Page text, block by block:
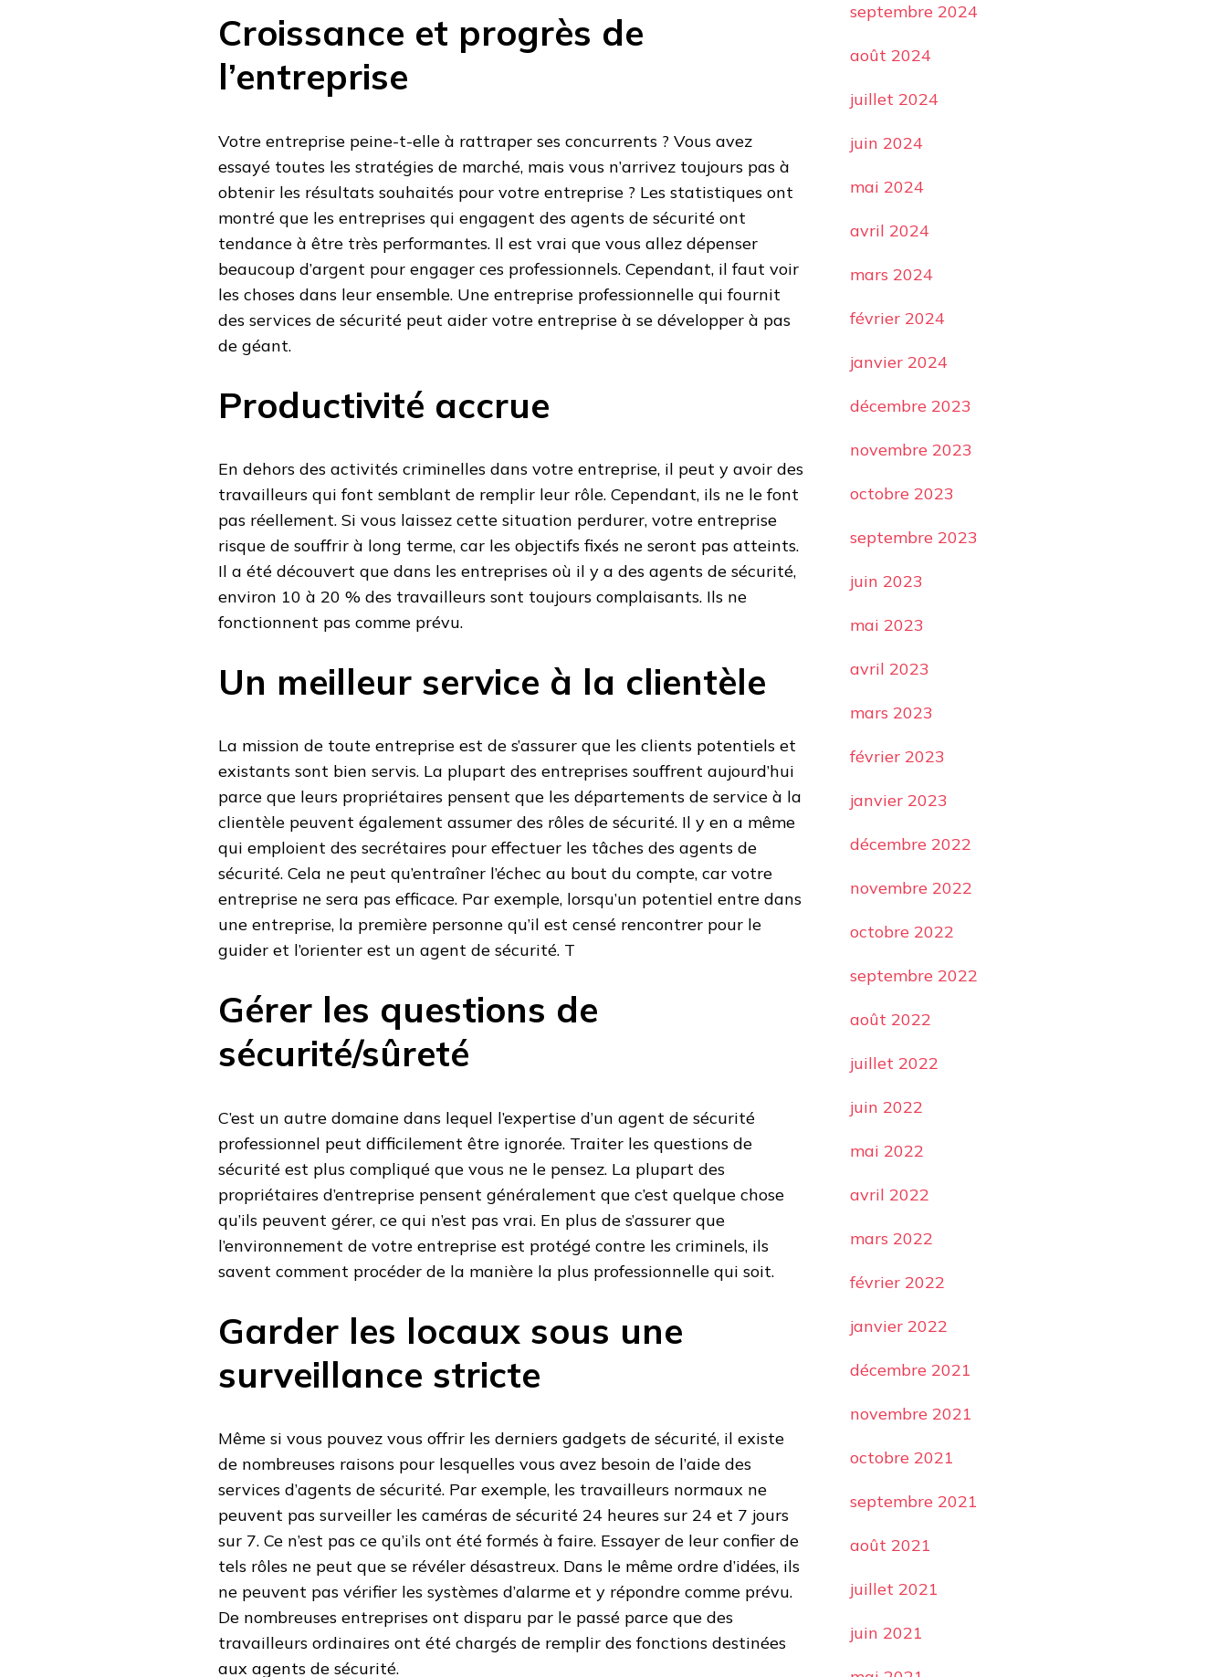
Croissance et progrès de
l’entreprise
Votre entreprise peine-t-elle à rattraper ses concurrents ? Vous avez
essayé toutes les stratégies de marché, mais vous n’arrivez toujours pas à
obtenir les résultats souhaités pour votre entreprise ? Les statistiques ont
montré que les entreprises qui engagent des agents de sécurité ont
tendance à être très performantes. Il est vrai que vous allez dépenser
beaucoup d’argent pour engager ces professionnels. Cependant, il faut voir
les choses dans leur ensemble. Une entreprise professionnelle qui fournit
des services de sécurité peut aider votre entreprise à se développer à pas
de géant.
Productivité accrue
En dehors des activités criminelles dans votre entreprise, il peut y avoir des
travailleurs qui font semblant de remplir leur rôle. Cependant, ils ne le font
pas réellement. Si vous laissez cette situation perdurer, votre entreprise
risque de souffrir à long terme, car les objectifs fixés ne seront pas atteints.
Il a été découvert que dans les entreprises où il y a des agents de sécurité,
environ 10 à 20 % des travailleurs sont toujours complaisants. Ils ne
fonctionnent pas comme prévu.
Un meilleur service à la clientèle
La mission de toute entreprise est de s’assurer que les clients potentiels et
existants sont bien servis. La plupart des entreprises souffrent aujourd’hui
parce que leurs propriétaires pensent que les départements de service à la
clientèle peuvent également assumer des rôles de sécurité. Il y en a même
qui emploient des secrétaires pour effectuer les tâches des agents de
sécurité. Cela ne peut qu’entraîner l’échec au bout du compte, car votre
entreprise ne sera pas efficace. Par exemple, lorsqu’un potentiel entre dans
une entreprise, la première personne qu’il est censé rencontrer pour le
guider et l’orienter est un agent de sécurité. T
Gérer les questions de
sécurité/sûreté
C’est un autre domaine dans lequel l’expertise d’un agent de sécurité
professionnel peut difficilement être ignorée. Traiter les questions de
sécurité est plus compliqué que vous ne le pensez. La plupart des
propriétaires d’entreprise pensent généralement que c’est quelque chose
qu’ils peuvent gérer, ce qui n’est pas vrai. En plus de s’assurer que
l’environnement de votre entreprise est protégé contre les criminels, ils
savent comment procéder de la manière la plus professionnelle qui soit.
Garder les locaux sous une
surveillance stricte
Même si vous pouvez vous offrir les derniers gadgets de sécurité, il existe
de nombreuses raisons pour lesquelles vous avez besoin de l’aide des
services d’agents de sécurité. Par exemple, les travailleurs normaux ne
peuvent pas surveiller les caméras de sécurité 24 heures sur 24 et 7 jours
sur 7. Ce n’est pas ce qu’ils ont été formés à faire. Essayer de leur confier de
tels rôles ne peut que se révéler désastreux. Dans le même ordre d’idées, ils
ne peuvent pas vérifier les systèmes d’alarme et y répondre comme prévu.
De nombreuses entreprises ont disparu par le passé parce que des
travailleurs ordinaires ont été chargés de remplir des fonctions destinées
aux agents de sécurité.
septembre 2024
août 2024
juillet 2024
juin 2024
mai 2024
avril 2024
mars 2024
février 2024
janvier 2024
décembre 2023
novembre 2023
octobre 2023
septembre 2023
juin 2023
mai 2023
avril 2023
mars 2023
février 2023
janvier 2023
décembre 2022
novembre 2022
octobre 2022
septembre 2022
août 2022
juillet 2022
juin 2022
mai 2022
avril 2022
mars 2022
février 2022
janvier 2022
décembre 2021
novembre 2021
octobre 2021
septembre 2021
août 2021
juillet 2021
juin 2021